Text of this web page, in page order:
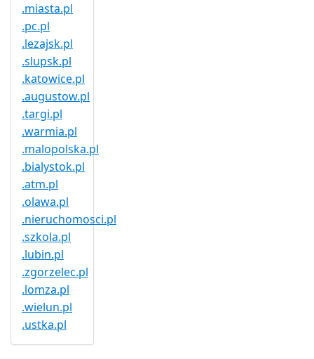
.miasta.pl
.pc.pl
.lezajsk.pl
.slupsk.pl
.katowice.pl
.augustow.pl
.targi.pl
.warmia.pl
.malopolska.pl
.bialystok.pl
.atm.pl
.olawa.pl
.nieruchomosci.pl
.szkola.pl
.lubin.pl
.zgorzelec.pl
.lomza.pl
.wielun.pl
.ustka.pl